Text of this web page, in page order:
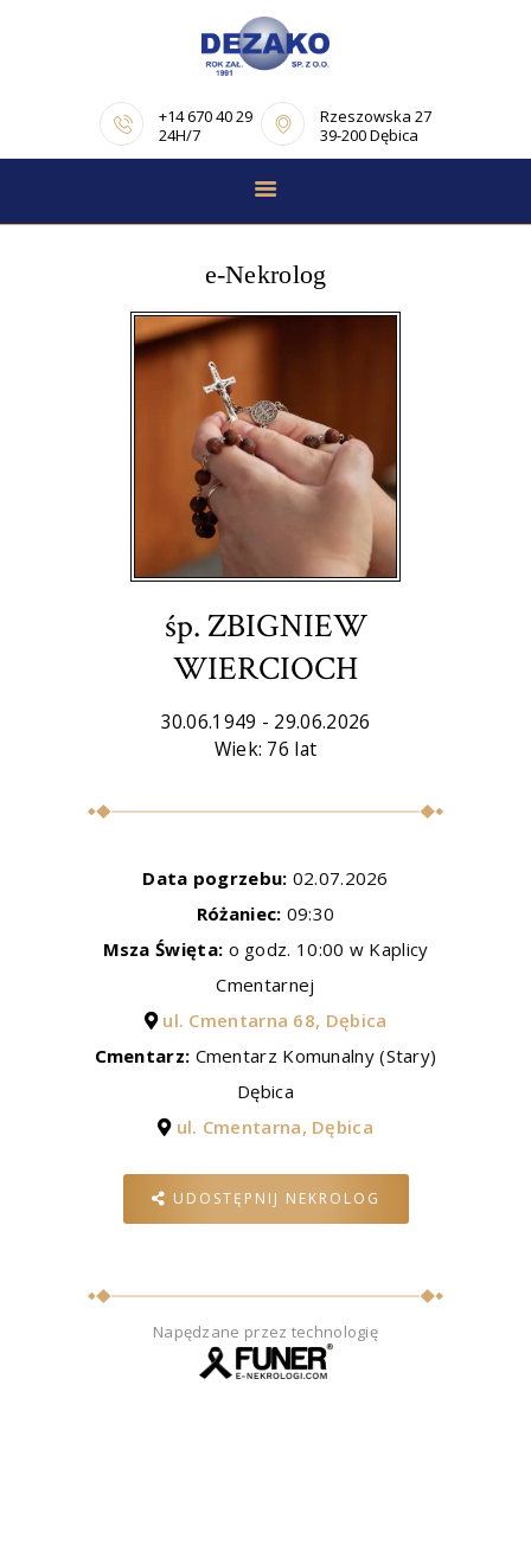
+14 670 40 29
24H/7
Rzeszowska 27
39-200 Dębica
STRONA GŁÓWNA
OFERTA
PORADNIK
POGRZEBOWY
OPINIE
KONTAKT
e-Nekrolog
śp. ZBIGNIEW
WIERCIOCH
30.06.1949 - 29.06.2026
Wiek: 76 lat
Data pogrzebu: 02.07.2026
Różaniec: 09:30
Msza Święta: o godz. 10:00 w Kaplicy
Cmentarnej
ul. Cmentarna 68, Dębica
Cmentarz: Cmentarz Komunalny (Stary)
Dębica
ul. Cmentarna, Dębica
UDOSTĘPNIJ NEKROLOG
Napędzane przez technologię